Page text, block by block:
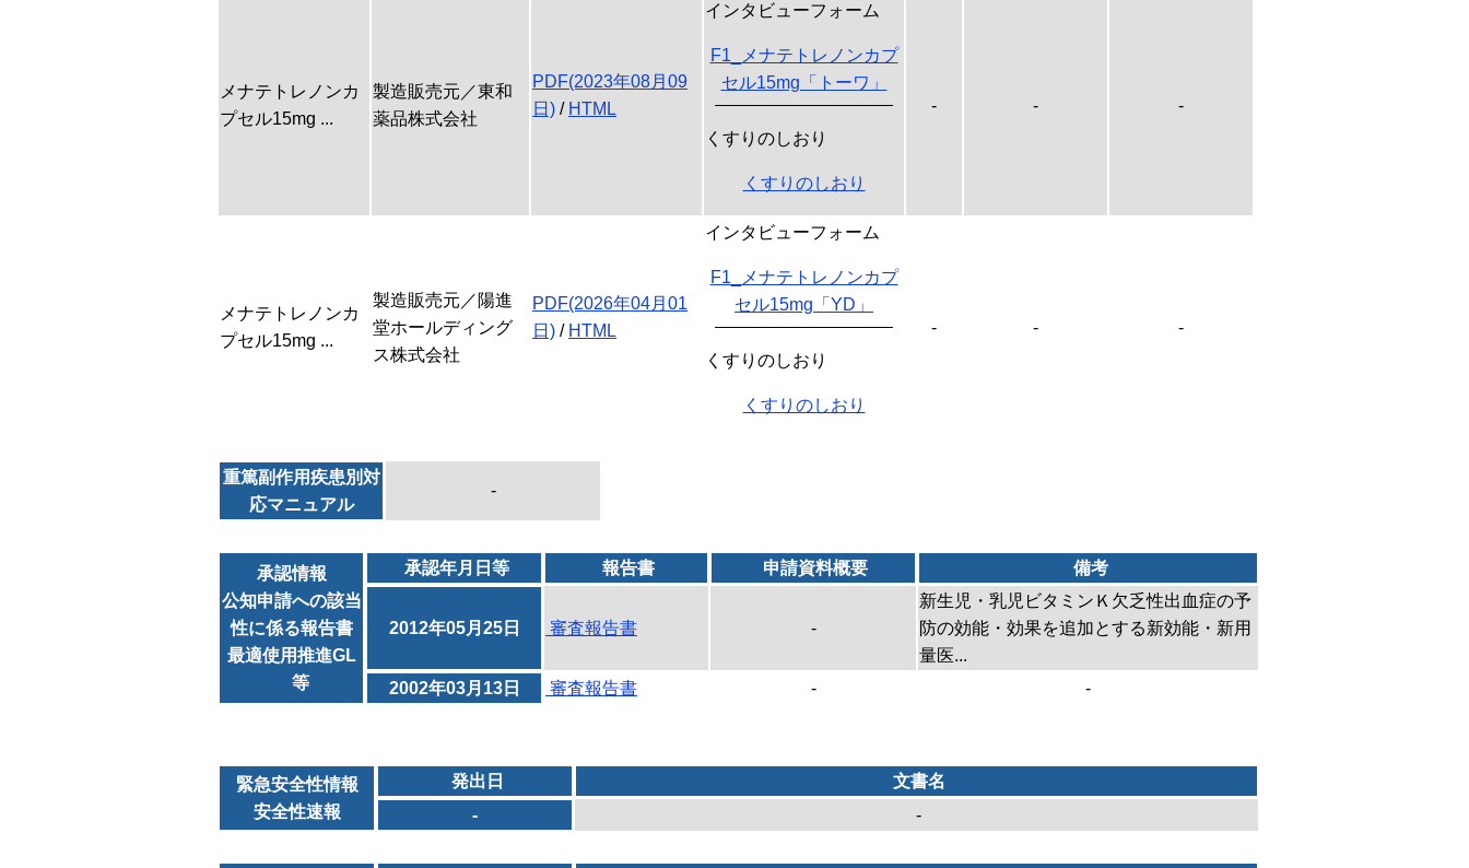
メナテトレノンカ
プセル15mg ...
製造販売元／東和
薬品株式会社
PDF(2023年08月09
日) / HTML
インタビューフォーム
F1_メナテトレノンカプ
セル15mg「トーワ」
くすりのしおり
くすりのしおり
- - -
メナテトレノンカ
プセル15mg ...
製造販売元／陽進
堂ホールディング
ス株式会社
PDF(2026年04月01
日) / HTML
インタビューフォーム
F1_メナテトレノンカプ
セル15mg「YD」
くすりのしおり
くすりのしおり
- - -
重篤副作用疾患別対
応マニュアル
-
承認情報
公知申請への該当
性に係る報告書
最適使用推進GL
等
承認年月日等 報告書 申請資料概要 備考
2012年05月25日 審査報告書 -
新生児・乳児ビタミンＫ欠乏性出血症の予
防の効能・効果を追加とする新効能・新用
量医...
2002年03月13日
審査報告書 - -
緊急安全性情報
安全性速報
発出日
文書名
-
-